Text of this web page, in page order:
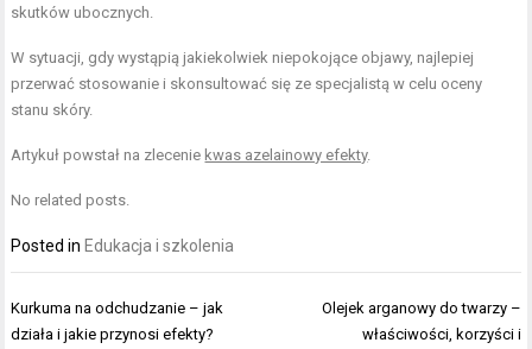
skutków ubocznych.
W sytuacji, gdy wystąpią jakiekolwiek niepokojące objawy, najlepiej
przerwać stosowanie i skonsultować się ze specjalistą w celu oceny
stanu skóry.
Artykuł powstał na zlecenie kwas azelainowy efekty.
No related posts.
Posted in Edukacja i szkolenia
Nawigacja
wpisu
Kurkuma na odchudzanie – jak
działa i jakie przynosi efekty?
Olejek arganowy do twarzy –
właściwości, korzyści i